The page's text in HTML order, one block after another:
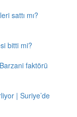
sattı mı?
bitti mi?
faktörü
| Suriye’de